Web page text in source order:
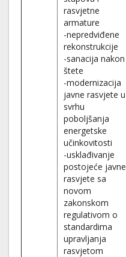
rasvjetne
armature
-nepredviđene
rekonstrukcije
-sanacija nakon
štete
-modernizacija
javne rasvjete u
svrhu
poboljšanja
energetske
učinkovitosti
-usklađivanje
postojeće javne
rasvjete sa
novom
zakonskom
regulativom o
standardima
upravljanja
rasvjetom